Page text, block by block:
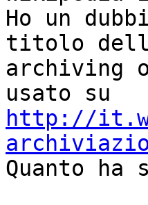
Ho un
titolo
archiving
http://
Quanto